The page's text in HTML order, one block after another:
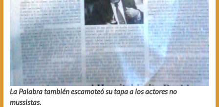
La Palabra también escamoteó su tapa a los actores no
mussistas.